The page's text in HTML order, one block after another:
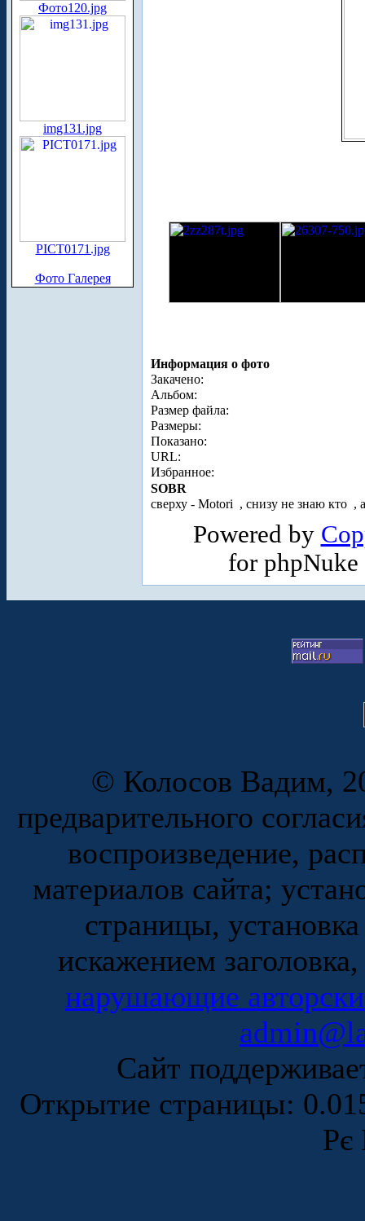
Фото120.jpg
img131.jpg
PICT0171.jpg
Фото Галерея
Информация о фото
Закачено:
Альбом:
Размер файла:
Размеры:
Показано:
URL:
Избранное:
SOBR
сверху - Motori , снизу не знаю кто ,
Powered by
for
© Колосов Вадим,
предварительного
воспроизведение,
материалов сайта;
страницы,
искажением
нарушающие
Сайт
Открытие страницы:
Рє